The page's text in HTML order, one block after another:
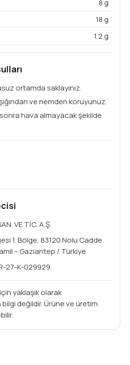
8 g
18 g
1,2 g
ortamda saklayınız.
ve nemden koruyunuz.
hava almayacak şekilde
VE TİC. A.Ş.
1. Bölge, 83120 Nolu Cadde
– Gaziantep / Türkiye
27-K-029929
yaklaşık olarak
bilgi değildir. Ürüne ve üretim